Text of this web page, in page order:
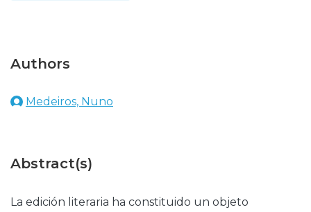
Authors
Medeiros, Nuno
Abstract(s)
La edición literaria ha constituido un objeto